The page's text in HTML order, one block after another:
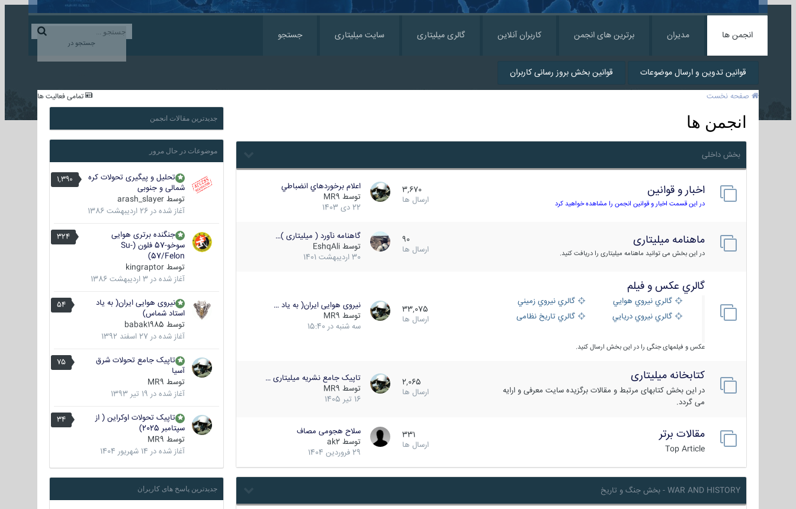
جستجو در
انجمن ها مدیران برترین های انجمن کاربران آنلاین گالری میلیتاری سایت میلیتاری جستجو
قوانین تدوین و ارسال موضوعات قوانین بخش بروز رسانی کاربران
تمامی فعالیت ها صفحه نخست
انجمن ها
بخش داخلی
اخبار و قوانین
در این قسمت اخبار و قوانین انجمن را مشاهده خواهید کرد
3,670
ارسال ها
اعلام برخوردهاي انضباطي
توسط MR9
22 دی 1403
ماهنامه میلیتاری
در این بخش می توانید ماهنامه میلیتاری را دریافت کنید.
90
ارسال ها
گاهنامه نآورد ( میلیتاری )…
توسط EshqAli
30 اردیبهشت 1401
گالري عكس و فيلم
گالري نيروي هوايي
گالري نيروي زميني
گالري نيروي دريايي
گالري تاریخ نظامی
عکس و فیلمهای جنگی را در این بخش ارسال کنید.
33,075
ارسال ها
نیروی هوایی ایران( به یاد …
توسط MR9
سه شنبه در 15:40
کتابخانه میلیتاری
در این بخش کتابهای مرتبط و مقالات برگزیده سایت معرفی و ارایه
می گردد.
2,065
ارسال ها
تاپیک جامع نشریه میلیتاری …
توسط MR9
16 تیر 1405
مقالات برتر
Top Article
331
ارسال ها
سلاح هجومی مصاف
توسط ak2
29 فروردین 1404
WAR AND HISTORY - بخش جنگ و تاریخ
جدیدترین مقالات انجمن
موضوعات در حال مرور
1,390
تحلیل و پیگیری تحولات کره
شمالی و جنوبی
توسط arash_slayer
آغاز شده در 26 اردیبهشت 1386
324
جنگنده برتری هوایی
سوخو-57 فلون (Su-
57/Felon)
توسط kingraptor
آغاز شده در 3 اردیبهشت 1386
54
نیروی هوایی ایران( به یاد
استاد شماس)
توسط babak1985
آغاز شده در 27 اسفند 1392
75
تاپیک جامع تحولات شرق
آسیا
توسط MR9
آغاز شده در 19 تیر 1393
34
تاپیک تحولات اوکراین ( از
سپتامبر 2025)
توسط MR9
آغاز شده در 14 شهریور 1404
جدیدترین پاسخ های کاربران